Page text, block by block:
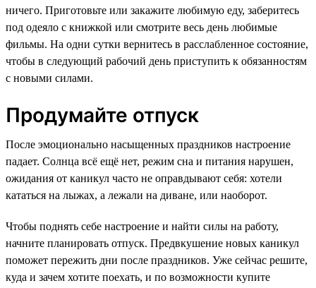
ничего. Приготовьте или закажите любимую еду, заберитесь
под одеяло с книжкой или смотрите весь день любимые
фильмы. На одни сутки вернитесь в расслабленное состояние,
чтобы в следующий рабочий день приступить к обязанностям
с новыми силами.
Продумайте отпуск
После эмоционально насыщенных праздников настроение
падает. Солнца всё ещё нет, режим сна и питания нарушен,
ожидания от каникул часто не оправдывают себя: хотели
кататься на лыжах, а лежали на диване, или наоборот.
Чтобы поднять себе настроение и найти силы на работу,
начните планировать отпуск. Предвкушение новых каникул
поможет пережить дни после праздников. Уже сейчас решите,
куда и зачем хотите поехать, и по возможности купите